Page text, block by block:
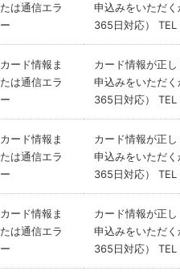
たは通信エラ
ー
申込みをいただ
365日対応）
カード情報ま
たは通信エラ
ー
カード情報が正
申込みをいただ
365日対応）
カード情報ま
たは通信エラ
ー
カード情報が正
申込みをいただ
365日対応）
カード情報ま
たは通信エラ
ー
カード情報が正
申込みをいただ
365日対応）